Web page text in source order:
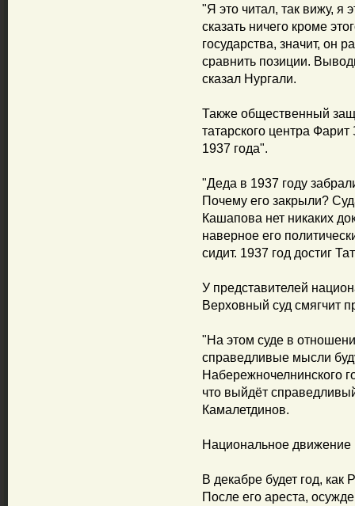
"Я это читал, так вижу, я
сказать ничего кроме
государства, значит, он
сравнить позиции.
сказал Нургали.
Также общественный
татарского центра
1937 года".
"Деда в 1937 году
Почему его закрыли?
Кашапова нет никаких
наверное его
сидит. 1937 год достиг
У представителей
Верховный суд смягчит
"На этом суде в
справедливые мысли
Набережночелнинского
что выйдёт
Камалетдинов.
Национальное движение
В декабре будет год,
После его ареста,